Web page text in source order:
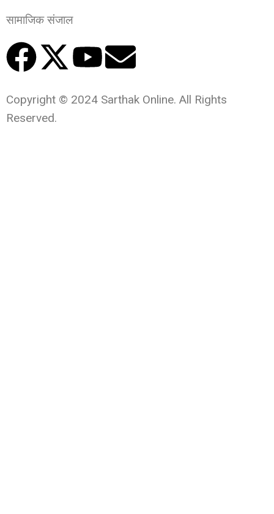
सामाजिक संजाल
Copyright © 2024 Sarthak Online. All Rights
Reserved.